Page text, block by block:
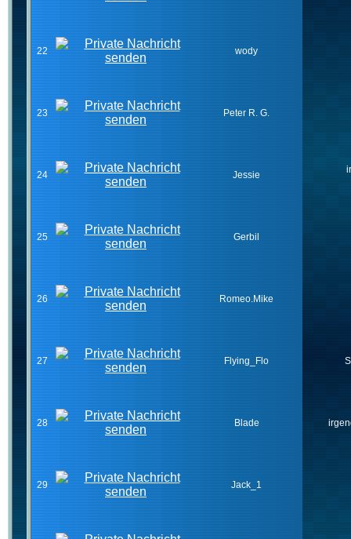
22 wody
23 Peter R. G.
24 Jessie
25 Gerbil
26 Romeo.Mike
27 Flying_Flo
28 Blade
29 Jack_1